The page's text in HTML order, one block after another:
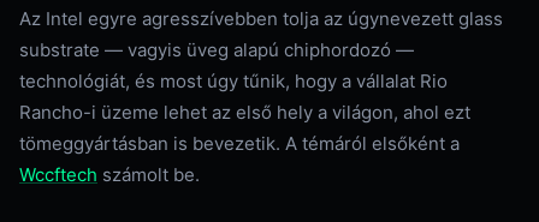
Az Intel egyre agresszívebben tolja az úgynevezett glass
substrate — vagyis üveg alapú chiphordozó —
technológiát, és most úgy tűnik, hogy a vállalat Rio
Rancho-i üzeme lehet az első hely a világon, ahol ezt
tömeggyártásban is bevezetik. A témáról elsőként a
Wccftech számolt be.